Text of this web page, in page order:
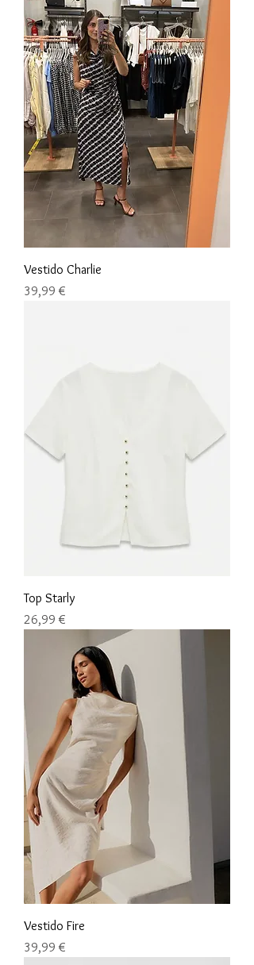
Vestido Charlie
Precio
39,99 €
Top Starly
Precio
26,99 €
Vestido Fire
Precio
39,99 €